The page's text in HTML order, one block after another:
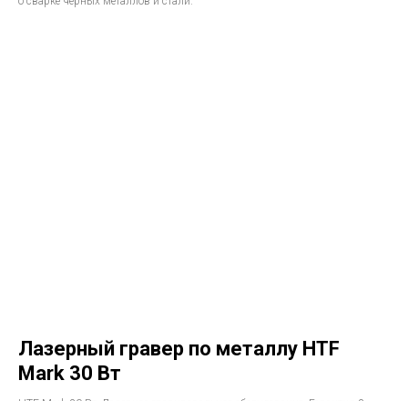
Лазерный гравер по металлу HTF
Mark 30 Вт